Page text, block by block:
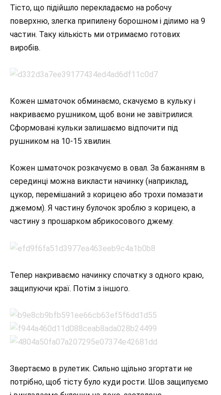
Тісто, що підійшло перекладаємо на робочу
поверхню, злегка припилену борошном і ділимо на 9
частин. Таку кількість ми отримаємо готових
виробів.
Кожен шматочок обминаємо, скачуємо в кульку і
накриваємо рушником, щоб вони не завітрилися.
Сформовані кульки залишаємо відпочити під
рушником на 10-15 хвилин.
Кожен шматочок розкачуємо в овал. За бажанням в
серединці можна викласти начинку (наприклад,
цукор, перемішаний з корицею або трохи помазати
джемом). Я частину булочок зроблю з корицею, а
частину з прошарком абрикосового джему.
Тепер накриваємо начинку спочатку з одного краю,
защипуючи краї. Потім з іншого.
Звертаємо в рулетик. Сильно щільно згортати не
потрібно, щоб тісту було куди рости. Шов защипуємо